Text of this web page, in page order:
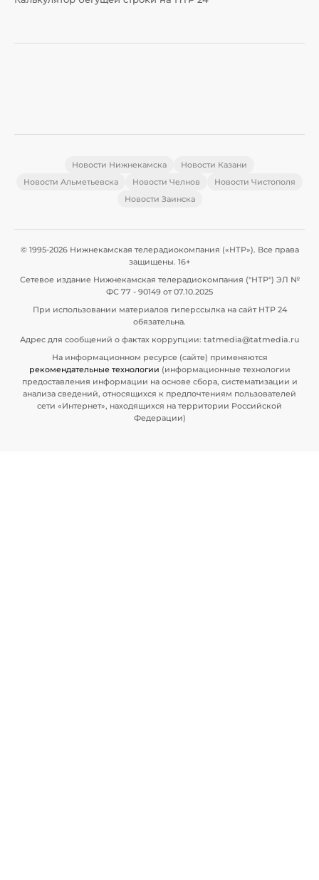
Новости Нижнекамска
Новости Казани
Новости Альметьевска
Новости Челнов
Новости Чистополя
Новости Заинска
© 1995-2026 Нижнекамская телерадиокомпания («НТР»). Все права
защищены. 16+
Сетевое издание Нижнекамская телерадиокомпания ("НТР") ЭЛ №
ФС 77 - 90149 от 07.10.2025
При использовании материалов гиперссылка на сайт НТР 24
обязательна.
Адрес для сообщений о фактах коррупции: tatmedia@tatmedia.ru
На информационном ресурсе (сайте) применяются
рекомендательные технологии (информационные технологии
предоставления информации на основе сбора, систематизации и
анализа сведений, относящихся к предпочтениям пользователей
сети «Интернет», находящихся на территории Российской
Федерации)